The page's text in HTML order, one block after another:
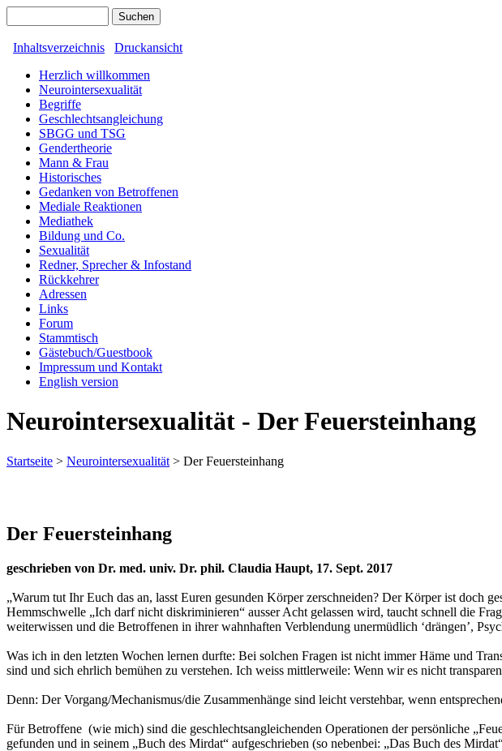
Inhaltsverzeichnis
Druckansicht
Herzlich willkommen
Neurointersexualität
Begriffe
Geschlechtsangleichung
SBGG und TSG
Gendertheorie
Mann & Frau
Historisches
Gedanken von Betroffenen
Mediale Reaktionen
Mediathek
Bildung und Co.
Sexualität
Redner, Sprecher & Infostand
Rückkehrer
Adressen
Links
Forum
Stammtisch
Gästebuch/Guestbook
Impressum und Kontakt
English version
Neurointersexualität - Der Feuersteinhang
Startseite > Neurointersexualität > Der Feuersteinhang
Der Feuersteinhang
geschrieben von Dr. med. univ. Dr. phil. Claudia Haupt, 17. Sept. 2017
„Warum tut Ihr Euch das an, lasst Euren gesunden Körper zerschneiden? Der Körper ist doch
Hemmschwelle „Ich darf nicht diskriminieren“ ausser Acht gelassen wird, taucht schnell die
weiterwissen und die Betroffenen in ihrer wahnhaften Verblendung unermüdlich ‘drängen’,
Was ich in den letzten Wochen lernen durfte: Bei solchen Fragen ist nicht immer Häme und
sind und sich ehrlich bemühen zu verstehen. Ich weiss mittlerweile: Wenn wir es nicht
Denn: Der Vorgang/Mechanismus/die Zusammenhänge sind leicht verstehbar, wenn
Für Betroffene (wie mich) sind die geschlechtsangleichenden Operationen der persönliche
gefunden und in seinem „Buch des Mirdat“ aufgeschrieben (so nebenbei: „Das Buch des